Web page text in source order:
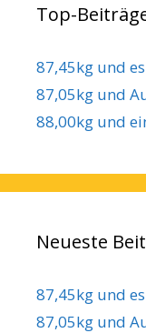
Top-
87,45kg und
87,05kg und
88,00kg und
Neueste
87,45kg und
87,05kg und